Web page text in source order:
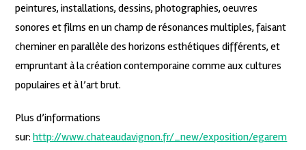
peintures, installations, dessins, photographies, oeuvres
sonores et films en un champ de résonances multiples, faisant
cheminer en parallèle des horizons esthétiques différents, et
empruntant à la création contemporaine comme aux cultures
populaires et à l’art brut.
Plus d’informations
sur:http://www.chateaudavignon.fr/_new/exposition/egarem